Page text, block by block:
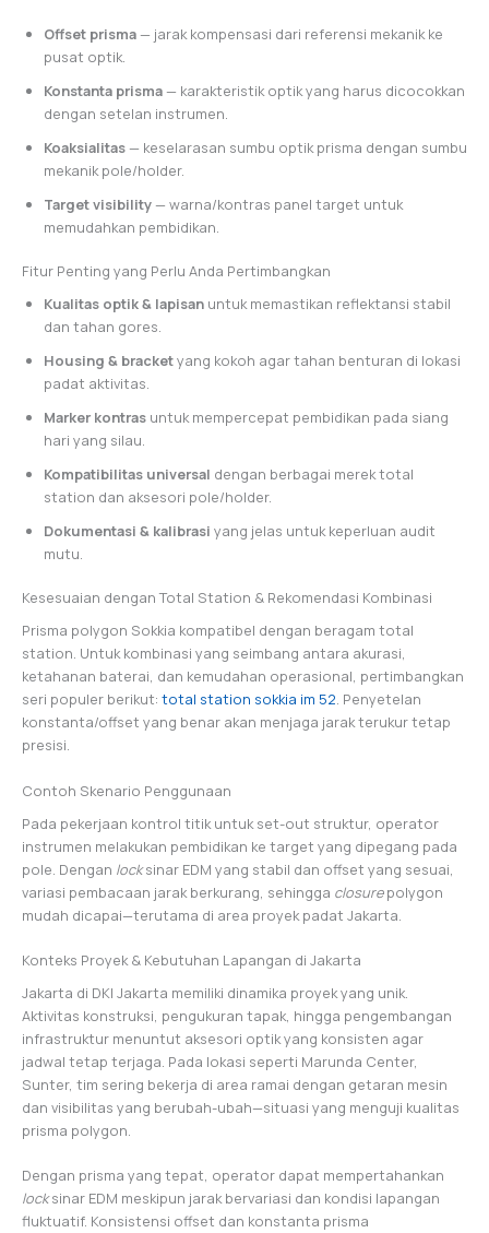
Offset prisma— jarak kompensasi dari referensi mekanik ke
pusat optik.
Konstanta prisma— karakteristik optik yang harus dicocokkan
dengan setelan instrumen.
Koaksialitas— keselarasan sumbu optik prisma dengan sumbu
mekanik pole/holder.
Target visibility— warna/kontras panel target untuk
memudahkan pembidikan.
Fitur Penting yang Perlu Anda Pertimbangkan
Kualitas optik & lapisan untuk memastikan reflektansi stabil
dan tahan gores.
Housing & bracketyang kokoh agar tahan benturan di lokasi
padat aktivitas.
Marker kontras untuk mempercepat pembidikan pada siang
hari yang silau.
Kompatibilitas universal dengan berbagai merek total
station dan aksesori pole/holder.
Dokumentasi & kalibrasi yang jelas untuk keperluan audit
mutu.
Kesesuaian dengan Total Station & Rekomendasi Kombinasi
Prisma polygon Sokkia kompatibel dengan beragam total
station. Untuk kombinasi yang seimbang antara akurasi,
ketahanan baterai, dan kemudahan operasional, pertimbangkan
seri populer berikut: total station sokkia im 52. Penyetelan
konstanta/offset yang benar akan menjaga jarak terukur tetap
presisi.
Contoh Skenario Penggunaan
Pada pekerjaan kontrol titik untuk set-out struktur, operator
instrumen melakukan pembidikan ke target yang dipegang pada
pole. Dengan locksinar EDM yang stabil dan offset yang sesuai,
variasi pembacaan jarak berkurang, sehingga closurepolygon
mudah dicapai—terutama di area proyek padat Jakarta.
Konteks Proyek & Kebutuhan Lapangan di Jakarta
Jakarta di DKI Jakarta memiliki dinamika proyek yang unik.
Aktivitas konstruksi, pengukuran tapak, hingga pengembangan
infrastruktur menuntut aksesori optik yang konsisten agar
jadwal tetap terjaga. Pada lokasi seperti Marunda Center,
Sunter, tim sering bekerja di area ramai dengan getaran mesin
dan visibilitas yang berubah-ubah—situasi yang menguji kualitas
prisma polygon.
Dengan prisma yang tepat, operator dapat mempertahankan
locksinar EDM meskipun jarak bervariasi dan kondisi lapangan
fluktuatif. Konsistensi offset dan konstanta prisma